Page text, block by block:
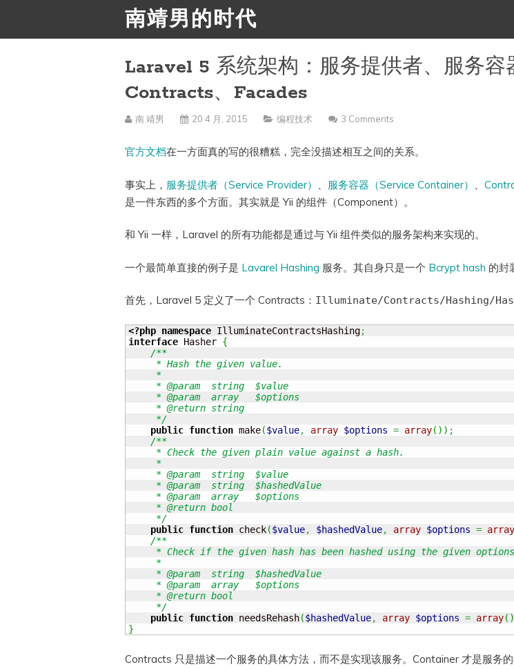
南靖男的时代
Laravel 5 系统架构：服务提供者、服务容
Contracts、Facades
南 靖男 20 4 月, 2015 编程技术 3 Comments
官方文档在一方面真的写的很糟糕，完全没描述相互之间的关系。
事实上， 服务提供者（Service Provider） 服务容器（Service Container） 、
是一件东西的多个方面。其实就是 Yii 的组件（Component）。
和 Yii 一样，Laravel 的所有功能都是通过与 Yii 组件类似的服务架构来实现的。
一个最简单直接的例子是 Lavarel Hashing 服务。其自身只是一个 Bcrypt hash 的封
首先，Laravel 5 定义了一个 Contracts： Illuminate/Contracts/Hashing/
<?php namespace IlluminateContractsHashing;
interface Hasher {
/**
     * Hash the given value.
     *
     * @param  string  $value
     * @param  array   $options
     * @return string
     */
public function make($value, array $options = array( ) ) ;
/**
     * Check the given plain value against a hash.
     *
     * @param  string  $value
     * @param  string  $hashedValue
     * @param  array   $options
     * @return bool
     */
public function check($value, $hashedValue, array $options = array
/**
* Check if the given hash has been hashed using the given
     *
     * @param  string  $hashedValue
     * @param  array   $options
     * @return bool
     */
public function needsRehash($hashedValue, array $options = array( )
}
Contracts 只是描述一个服务的具体方法，而不是实现该服务。Container 才是服务